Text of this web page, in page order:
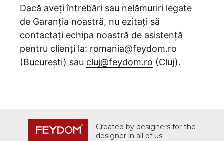
Dacă aveți întrebări sau nelămuriri legate
de Garanția noastră, nu ezitați să
contactați echipa noastră de asistență
pentru clienți la: romania@feydom.ro
(București) sau cluj@feydom.ro (Cluj).
Created by designers for the
designer in all of us